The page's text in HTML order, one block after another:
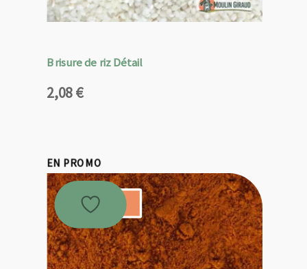
Brisure de riz Détail
2,08€
EN PROMO
Promo !